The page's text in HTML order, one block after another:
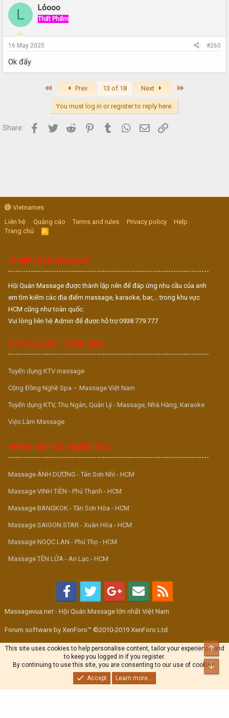
L Lỏooo
Thất Phẩm
16 May 2025 #260
Ok đấy
First Prev 13 of 18 Next
You must log in or register to reply here.
Share: Facebook
Twitter Reddit PinterestTumblr WhatsApp
Email
Vietnames
Liên hệ
Quảng cáo Terms and rules Privacy policy
Help
Trang chủ
R
S
VỀ DIỄN ĐÀN MASSAGE
Hội Quán Massage được thành lập nên để đáp ứng nhu cầu của anh
em tìm kiếm các địa điểm massage, karaoke, bar,... trong khu vực
HCM cũng như toàn quốc.
Vui lòng liên hệ Admin để được hỗ trợ 0938.779.777
MASSAGE VUA TUYỂN DỤNG
Tuyển dụng KTV massage
Cộng Đồng Nghề Spa – Massage Việt Nam
Tuyển dụng KTV, Thu Ngân, Quản Lý - Massage, Nhà Hàng, Karaoke
Việc Làm Massage
ĐƠN VỊ HỢP TÁC QUẢNG CÁO
Massage ÁNH DƯƠNG - Tân Sơn Nhì - HCM
Massage VINH TIÊN - Phú Thạnh - HCM
Massage BANGKOK - Tân Sơn Hòa - HCM
Massage SAIGON STAR - Xuân Hòa - HCM
Massage NGỌC LAN - Phú Thọ - HCM
Massage TÊN LỬA - An Lạc - HCM
Massagevua.net - Hội Quán Massage lớn nhất Việt Nam
Forum software by XenForo™ ©2010-2019 XenForo Ltd.
This site uses cookies to help personalise content, tailor your experience and
to keep you logged in if you register.
By continuing to use this site, you are consenting to our use of cookies.
Accept
Learn more...
Top